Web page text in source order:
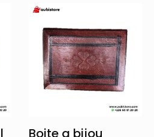
Boite a bijou